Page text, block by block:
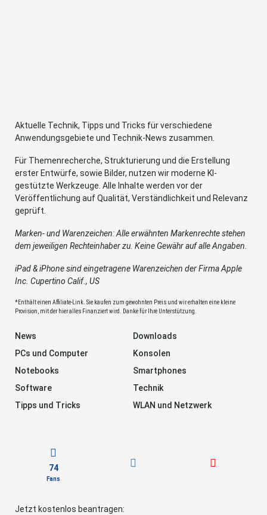
Aktuelle Technik, Tipps und Tricks für verschiedene
Anwendungsgebiete und Technik-News zusammen.
Für Themenrecherche, Strukturierung und die Erstellung
erster Entwürfe, sowie Bilder, nutzen wir moderne KI-
gestützte Werkzeuge. Alle Inhalte werden vor der
Veröffentlichung auf Qualität, Verständlichkeit und Relevanz
geprüft.
Marken- und Warenzeichen: Alle erwähnten Markenrechte stehen
dem jeweiligen Rechteinhaber zu. Keine Gewähr auf alle Angaben.
iPad & iPhone sind eingetragene Warenzeichen der Firma Apple
Inc. Cupertino Calif., US
*Enthält einen Affiliate-Link. Sie kaufen zum gewohnten Preis und wir erhalten eine kleine
Provision, mit der hier alles Finanziert wird. Danke für Ihre Unterstützung.
News
Downloads
PCs und Computer
Konsolen
Notebooks
Smartphones
Software
Technik
Tipps und Tricks
WLAN und Netzwerk
74
Fans
Jetzt kostenlos beantragen: